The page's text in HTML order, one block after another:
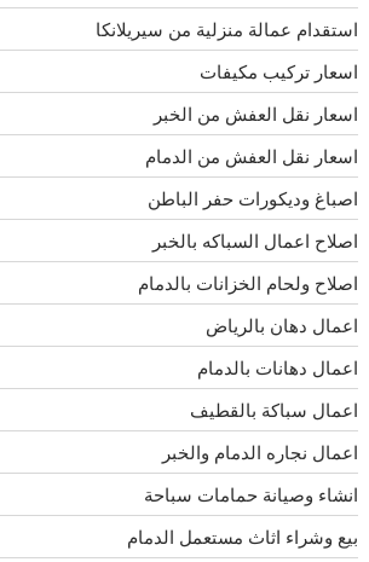
استقدام عمالة منزلية من سيريلانكا
اسعار تركيب مكيفات
اسعار نقل العفش من الخبر
اسعار نقل العفش من الدمام
اصباغ وديكورات حفر الباطن
اصلاح اعمال السباكه بالخبر
اصلاح ولحام الخزانات بالدمام
اعمال دهان بالرياض
اعمال دهانات بالدمام
اعمال سباكة بالقطيف
اعمال نجاره الدمام والخبر
انشاء وصيانة حمامات سباحة
بيع وشراء اثاث مستعمل الدمام